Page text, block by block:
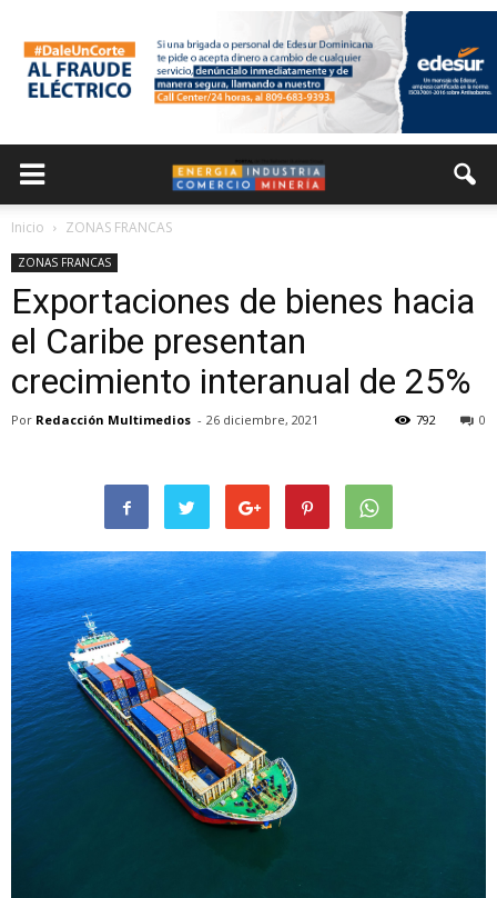
Inicio ZONAS FRANCAS
ZONAS FRANCAS
Exportaciones de bienes hacia
el Caribe presentan
crecimiento interanual de 25%
Por Redacción Multimedios - 26 diciembre, 2021 0
792